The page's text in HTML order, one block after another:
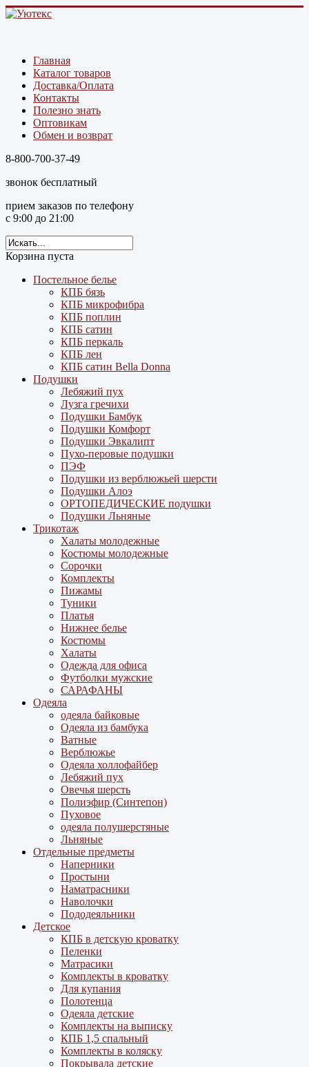
Главная
Каталог товаров
Доставка/Оплата
Контакты
Полезно знать
Оптовикам
Обмен и возврат
8-800-700-37-49
звонок бесплатный
прием заказов по телефону
с 9:00 до 21:00
Корзина пуста
Постельное белье
КПБ бязь
КПБ микрофибра
КПБ поплин
КПБ сатин
КПБ перкаль
КПБ лен
КПБ сатин Bella Donna
Подушки
Лебяжий пух
Лузга гречихи
Подушки Бамбук
Подушки Комфорт
Подушки Эвкалипт
Пухо-перовые подушки
ПЭФ
Подушки из верблюжьей шерсти
Подушки Алоэ
ОРТОПЕДИЧЕСКИЕ подушки
Подушки Льняные
Трикотаж
Халаты молодежные
Костюмы молодежные
Сорочки
Комплекты
Пижамы
Туники
Платья
Нижнее белье
Костюмы
Халаты
Одежда для офиса
Футболки мужские
САРАФАНЫ
Одеяла
одеяла байковые
Одеяла из бамбука
Ватные
Верблюжье
Одеяла холлофайбер
Лебяжий пух
Овечья шерсть
Полиэфир (Синтепон)
Пуховое
одеяла полушерстяные
Льняные
Отдельные предметы
Наперники
Простыни
Наматрасники
Наволочки
Пододеяльники
Детское
КПБ в детскую кроватку
Пеленки
Матрасики
Комплекты в кроватку
Для купания
Полотенца
Одеяла детские
Комплекты на выписку
КПБ 1,5 спальный
Комплекты в коляску
Покрывала детские